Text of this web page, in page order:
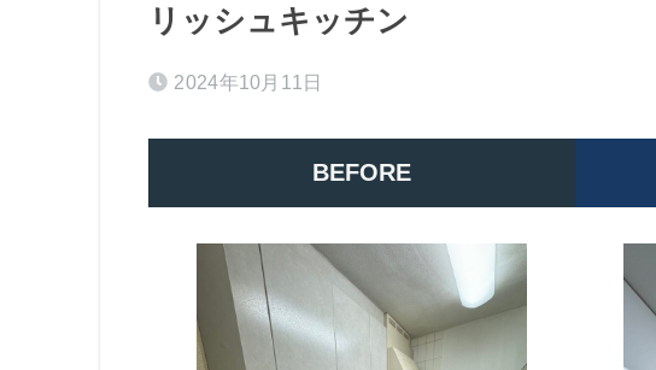
リッシュキッチン
2024年10月11日
BEFORE